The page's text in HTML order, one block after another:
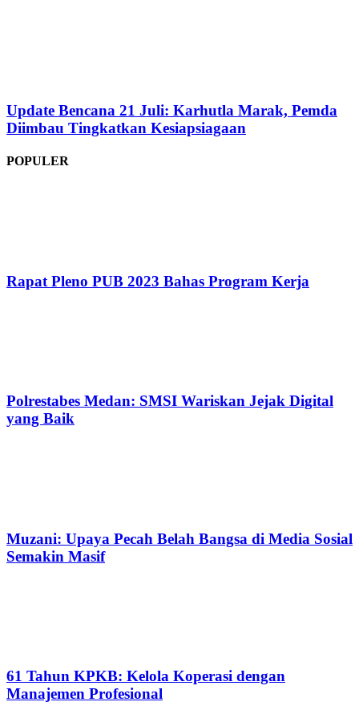
Update Bencana 21 Juli: Karhutla Marak, Pemda
Diimbau Tingkatkan Kesiapsiagaan
POPULER
Rapat Pleno PUB 2023 Bahas Program Kerja
Polrestabes Medan: SMSI Wariskan Jejak Digital
yang Baik
Muzani: Upaya Pecah Belah Bangsa di Media Sosial
Semakin Masif
61 Tahun KPKB: Kelola Koperasi dengan
Manajemen Profesional